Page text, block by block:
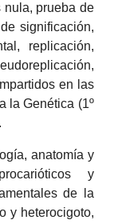
nula, prueba de
significación,
replicación,
en las
la Genética (1º
anatomía y
y
de la
y heterocigoto,